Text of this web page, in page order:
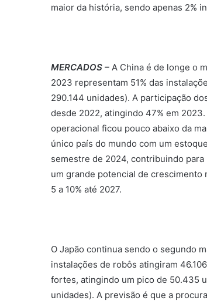
maior da história, sendo apenas 2%
MERCADOS – A China é de longe o
2023 representam 51% das
290.144 unidades). A participação
desde 2022, atingindo 47% em
operacional ficou pouco abaixo da
único país do mundo com um
semestre de 2024, contribuindo
um grande potencial de crescimento
5 a 10% até 2027.
O Japão continua sendo o segundo
instalações de robôs atingiram
fortes, atingindo um pico de 50.435
unidades). A previsão é que a